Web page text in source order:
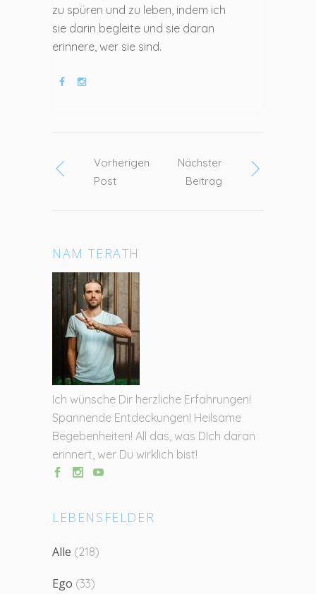
zu spüren und zu leben, indem ich
sie darin begleite und sie daran
erinnere, wer sie sind.
Vorherigen
Post
Nächster
Beitrag
NAM TERATH
Ich wünsche Dir herzliche Erfahrungen!
Spannende Entdeckungen! Heilsame
Begebenheiten! All das, was DIch daran
erinnert, wer Du wirklich bist!
LEBENSFELDER
Alle (218)
Ego (33)